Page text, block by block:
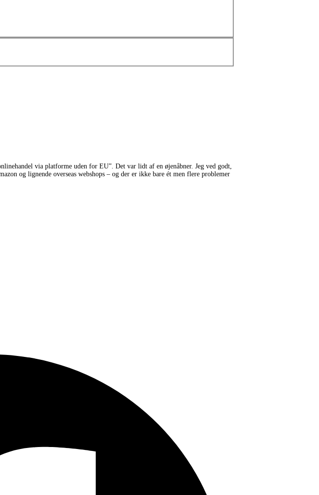
via platforme uden for EU”. Det var lidt af en øjenåbner. Jeg ved godt,
og lignende overseas webshops – og der er ikke bare ét men flere problemer